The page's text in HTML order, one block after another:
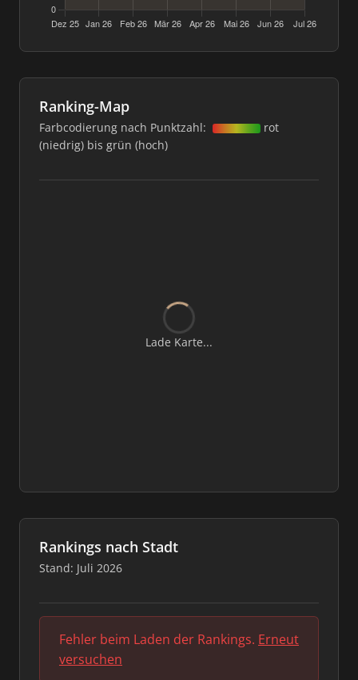
Ranking-Map
Farbcodierung nach Punktzahl:
rot
(niedrig) bis grün (hoch)
Lade Karte...
Rankings nach Stadt
Stand: Juli 2026
Fehler beim Laden der Rankings. Erneut
versuchen